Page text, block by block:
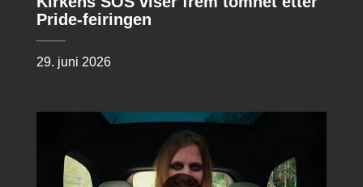
Pride-feiringen
29. juni 2026